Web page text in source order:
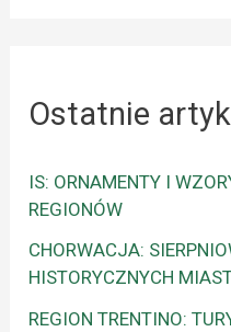
Ostatnie
IS: ORNAMENTY I
REGIONÓW
CHORWACJA:
HISTORYCZNYCH
REGION TRENTINO: